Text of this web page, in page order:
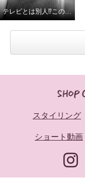
テレビとは別人⁉︎この変化、見逃せない！#ショップチャンネル #テレビ通販 #shorts #永井キャスト
スタイリング
ショート動画